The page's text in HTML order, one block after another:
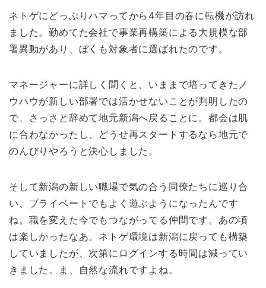
ネトゲにどっぷりハマってから4年目の春に転機が訪れ
ました。勤めてた会社で事業再構築による大規模な部
署異動があり、ぼくも対象者に選ばれたのです。
マネージャーに詳しく聞くと、いままで培ってきたノ
ウハウが新しい部署では活かせないことが判明したの
で、さっさと辞めて地元新潟へ戻ることに。都会は肌
に合わなかったし、どうせ再スタートするなら地元で
のんびりやろうと決心しました。
そして新潟の新しい職場で気の合う同僚たちに巡り合
い、プライベートでもよく遊ぶようになったんです
ね。職を変えた今でもつながってる仲間です。あの頃
は楽しかったなあ。ネトゲ環境は新潟に戻っても構築
していましたが、次第にログインする時間は減ってい
きました。ま、自然な流れですよね。